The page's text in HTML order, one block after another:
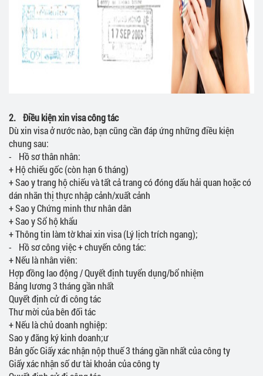
2. Điều kiện xin visa công tác
Dù xin visa ở nước nào, bạn cũng cần đáp ứng những điều kiện
chung sau:
- Hồ sơ thân nhân:
+ Hộ chiếu gốc (còn hạn 6 tháng)
+ Sao y trang hộ chiếu và tất cả trang có đóng dấu hải quan hoặc có
dán nhãn thị thực nhập cảnh/xuất cảnh
+ Sao y Chứng minh thư nhân dân
+ Sao y Sổ hộ khẩu
+ Thông tin làm tờ khai xin visa (Lý lịch trích ngang);
- Hồ sơ công việc + chuyến công tác:
+ Nếu là nhân viên:
Hợp đồng lao động / Quyết định tuyển dụng/bổ nhiệm
Bảng lương 3 tháng gần nhất
Quyết định cử đi công tác
Thư mời của bên đối tác
+ Nếu là chủ doanh nghiệp:
Sao y đăng ký kinh doanh;ư
Bản gốc Giấy xác nhận nộp thuế 3 tháng gần nhất của công ty
Giấy xác nhận số dư tài khoản của công ty